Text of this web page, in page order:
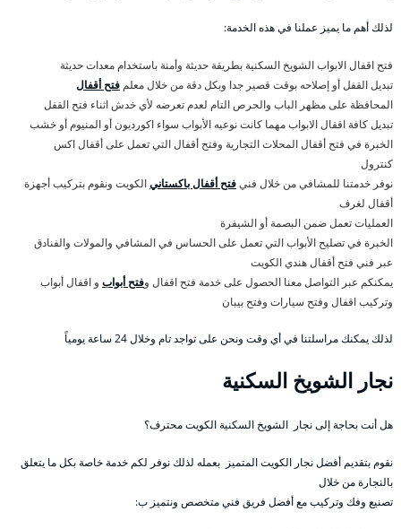
لذلك أهم ما يميز عملنا في هذه الخدمة:
فتح اقفال الابواب الشويخ السكنية بطريقة حديثة وأمنة باستخدام معدات حديثة
تبديل القفل أو إصلاحه بوقت قصير جدا وبكل دقة من خلال معلم فتح أقفال
المحافظة على مظهر الباب والحرص التام لعدم تعرضه لأي خدش اثناء فتح القفل
تبديل كافة اقفال الابواب مهما كانت نوعيه الأبواب سواء اكورديون أو المنيوم أو خشب
الخبرة في فتح أقفال المحلات التجارية وفتح أقفال التي تعمل على أقفال اكس
كنترول
نوفر خدمتنا للمشافي من خلال فنيفتح أقفال باكستانيالكويت ونقوم بتركيب أجهزة
أقفال لغرف
العمليات تعمل ضمن البصمة أو الشيفرة
الخبرة في تصليح الأبواب التي تعمل على الحساس في المشافي والمولات والفنادق
عبر فني فتح أقفال هندي الكويت
يمكنكم عبر التواصل معنا الحصول على خدمة فتح اقفال وفتح أبواب و اقفال أبواب
وتركيب اقفال وفتح سيارات وفتح بيبان
لذلك يمكنك مراسلتنا في أي وقت ونحن على تواجد تام وخلال 24 ساعة يومياً
نجار الشويخ السكنية
هل أنت بحاجة إلى نجار الشويخ السكنية الكويت محترف؟
نقوم بتقديم أفضل نجار الكويت المتميز بعمله لذلك نوفر لكم خدمة خاصة بكل ما يتعلق
بالنجارة من خلال
تصنيع وفك وتركيب مع أفضل فريق فني متخصص ونتميز ب: